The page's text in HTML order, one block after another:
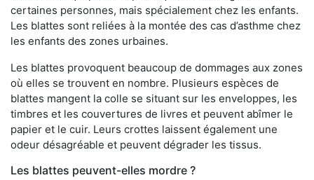
certaines personnes, mais spécialement chez les enfants.
Les blattes sont reliées à la montée des cas d’asthme chez
les enfants des zones urbaines.
Les blattes provoquent beaucoup de dommages aux zones
où elles se trouvent en nombre. Plusieurs espèces de
blattes mangent la colle se situant sur les enveloppes, les
timbres et les couvertures de livres et peuvent abîmer le
papier et le cuir. Leurs crottes laissent également une
odeur désagréable et peuvent dégrader les tissus.
Les blattes peuvent-elles mordre ?